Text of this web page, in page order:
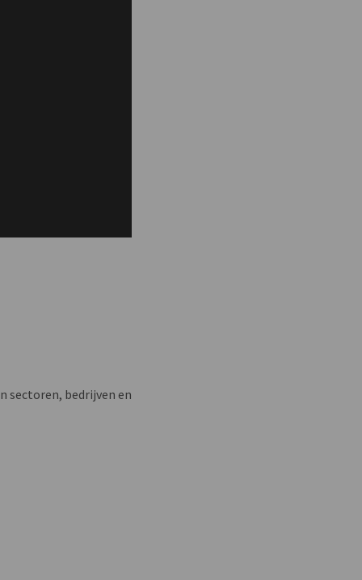
sectoren, bedrijven en